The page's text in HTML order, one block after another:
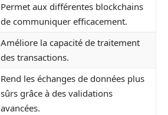
Permet aux différentes blockchains
de communiquer efficacement.
Améliore la capacité de traitement
des transactions.
Rend les échanges de données plus
sûrs grâce à des validations
avancées.